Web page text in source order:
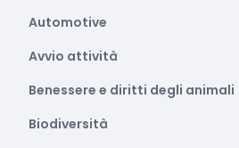
Automotive
Avvio attività
Benessere e diritti degli animali
Biodiversità